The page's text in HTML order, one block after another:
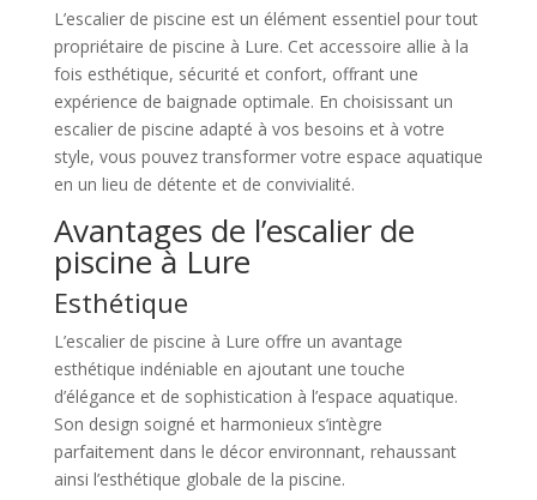
L’escalier de piscine est un élément essentiel pour tout
propriétaire de piscine à Lure. Cet accessoire allie à la
fois esthétique, sécurité et confort, offrant une
expérience de baignade optimale. En choisissant un
escalier de piscine adapté à vos besoins et à votre
style, vous pouvez transformer votre espace aquatique
en un lieu de détente et de convivialité.
Avantages de l’escalier de
piscine à Lure
Esthétique
L’escalier de piscine à Lure offre un avantage
esthétique indéniable en ajoutant une touche
d’élégance et de sophistication à l’espace aquatique.
Son design soigné et harmonieux s’intègre
parfaitement dans le décor environnant, rehaussant
ainsi l’esthétique globale de la piscine.